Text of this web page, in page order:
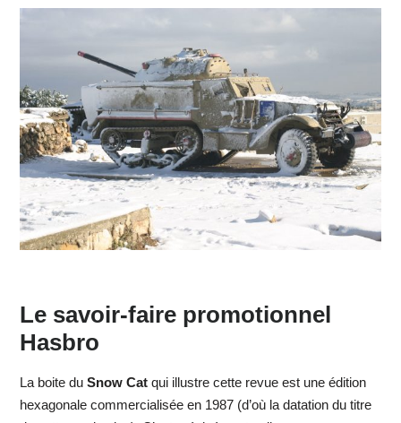
Le savoir-faire promotionnel
Hasbro
La boite du Snow Catqui illustre cette revue est une édition
hexagonale commercialisée en 1987 (d’où la datation du titre